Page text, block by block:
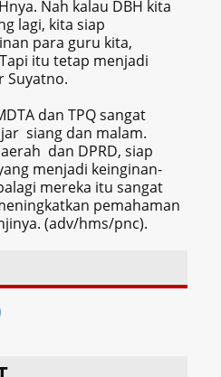
Nah kalau DBH kita
lagi, kita siap
para guru kita,
itu tetap menjadi
Suyatno.
dan TPQ sangat
siang dan malam.
dan DPRD, siap
menjadi keinginan-
mereka itu sangat
pemahaman
(adv/hms/pnc).